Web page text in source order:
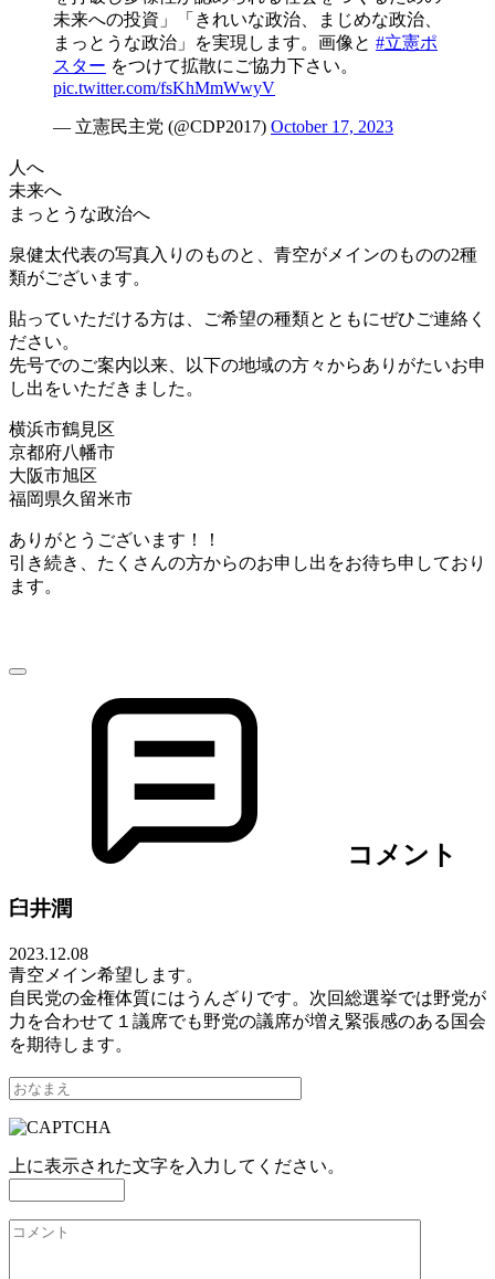
未来への投資」「きれいな政治、まじめな政治、
まっとうな政治」を実現します。画像と #立憲ポ
スター をつけて拡散にご協力下さい。
pic.twitter.com/fsKhMmWwyV
— 立憲民主党 (@CDP2017) October 17, 2023
人へ
未来へ
まっとうな政治へ
泉健太代表の写真入りのものと、青空がメインのものの2種
類がございます。
貼っていただける方は、ご希望の種類とともにぜひご連絡く
ださい。
先号でのご案内以来、以下の地域の方々からありがたいお申
し出をいただきました。
横浜市鶴見区
京都府八幡市
大阪市旭区
福岡県久留米市
ありがとうございます！！
引き続き、たくさんの方からのお申し出をお待ち申しており
ます。
コメント
臼井潤
2023.12.08
青空メイン希望します。
自民党の金権体質にはうんざりです。次回総選挙では野党が
力を合わせて１議席でも野党の議席が増え緊張感のある国会
を期待します。
上に表示された文字を入力してください。